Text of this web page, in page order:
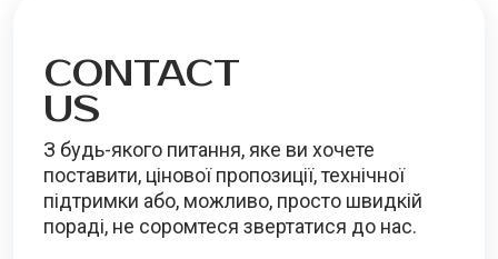
CONTACT
US
З будь-якого питання, яке ви хочете
поставити, цінової пропозиції, технічної
підтримки або, можливо, просто швидкій
пораді, не соромтеся звертатися до нас.